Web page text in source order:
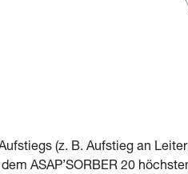
(z. B. Aufstieg an
ASAP’SORBER 20